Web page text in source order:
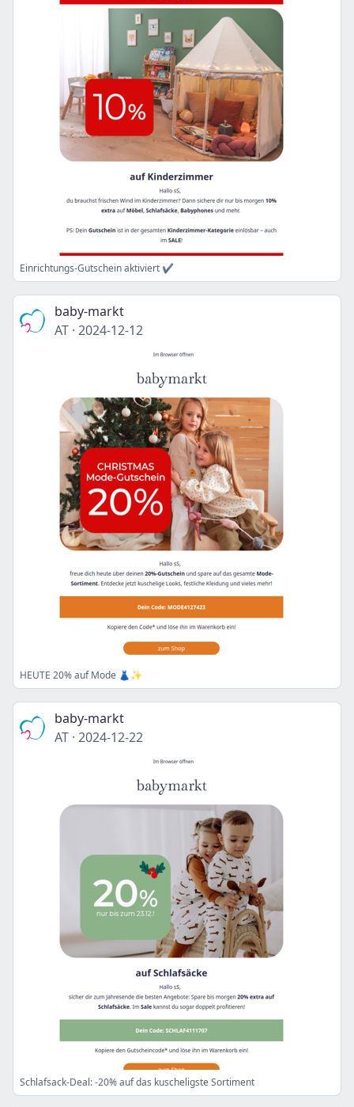
Einrichtungs-Gutschein aktiviert ✔️
baby-markt
AT · 2024-12-12
HEUTE 20% auf Mode 👗✨
baby-markt
AT · 2024-12-22
Schlafsack-Deal: -20% auf das kuscheligste Sortiment